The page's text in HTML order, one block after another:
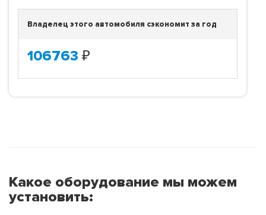
Владелец этого автомобиля сэкономит за год
106763 ₽
Какое оборудование мы можем
установить: